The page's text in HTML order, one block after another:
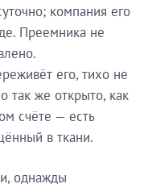
компания его
Преемника не
его, тихо не
так же открыто, как
счёте — есть
в ткани.
однажды